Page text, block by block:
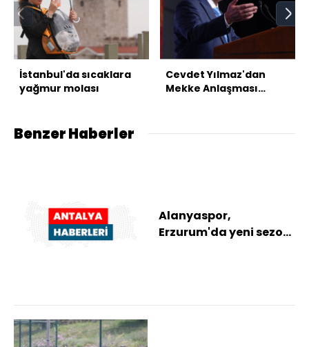
İstanbul'da sıcaklara
yağmur molası
Cevdet Yılmaz'dan
Mekke Anlaşması
Benzer Haberler
Alanyaspor,
Erzurum'da yeni sezon